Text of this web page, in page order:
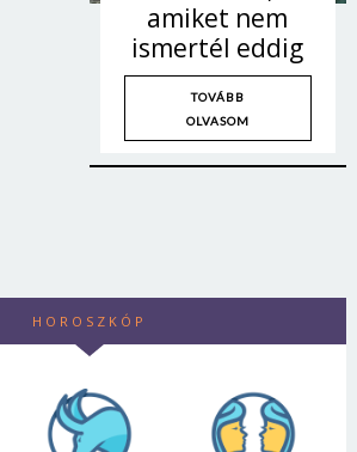
amiket nem
ismertél eddig
TOVÁBB
OLVASOM
HOROSZKÓP